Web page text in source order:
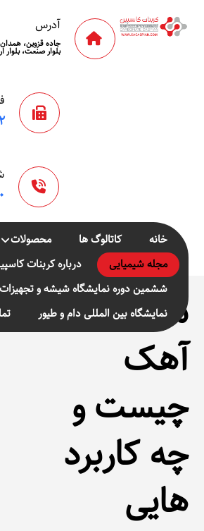
آدرس
جاده قزوین،
بلوار صنعت، بلوار
خانه کاتالوگ ها
محصولات
مجله شیمیایی
درباره کربنات
ششمین دوره نمایشگاه شیشه و تجهیزات
نمایشگاه بین المللی دام و طیور
سنگ
آهک
چیست و
چه کاربرد
هایی